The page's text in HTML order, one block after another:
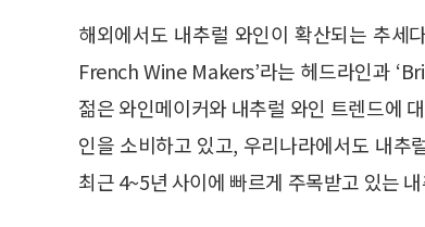
해외에서도 내추럴 와인이 확산되는 추세
French Wine Makers’라는 헤드라인과
젊은 와인메이커와 내추럴 와인 트렌드에
인을 소비하고 있고, 우리나라에서도 내추
최근 4~5년 사이에 빠르게 주목받고 있는